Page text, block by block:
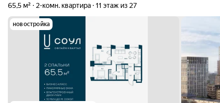
65,5 м²
2-комн. квартира 11 этаж из 27
новостройка